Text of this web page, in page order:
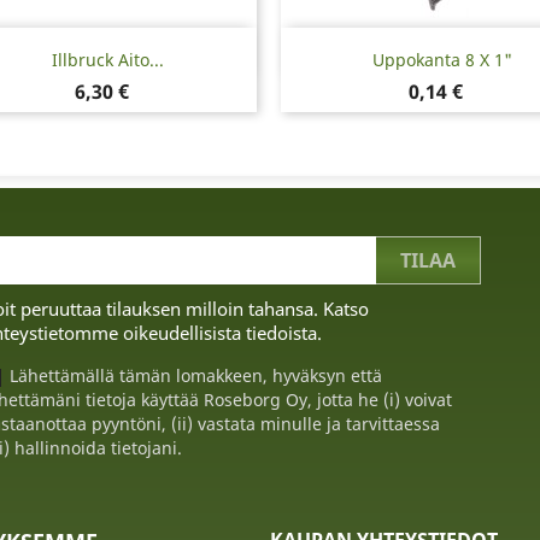
Illbruck Aito...
Hinta
6,30 €
Pikakatselu Uppokanta 8 X 1"
Hinta
0,14 €
Pikakatselu
peruuttaa tilauksen milloin tahansa. Katso
oikeudellisista tiedoista.
Lähettämällä tämän lomakkeen, hyväksyn että
tietoja käyttää Roseborg Oy, jotta he (i) voivat
pyyntöni, (ii) vastata minulle ja tarvittaessa
hallinnoida tietojani.